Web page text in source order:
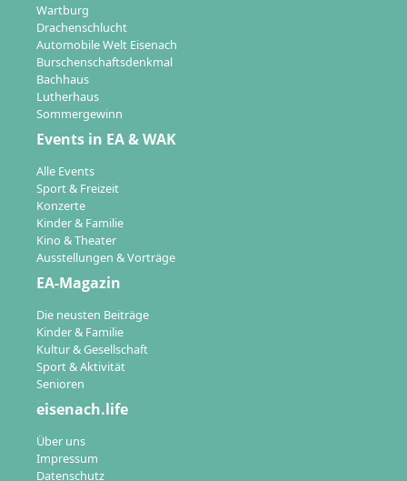
Wartburg
Drachenschlucht
Automobile Welt Eisenach
Burschenschaftsdenkmal
Bachhaus
Lutherhaus
Sommergewinn
Events in EA & WAK
Alle Events
Sport & Freizeit
Konzerte
Kinder & Familie
Kino & Theater
Ausstellungen & Vorträge
EA-Magazin
Die neusten Beiträge
Kinder & Familie
Kultur & Gesellschaft
Sport & Aktivität
Senioren
eisenach.life
Über uns
Impressum
Datenschutz